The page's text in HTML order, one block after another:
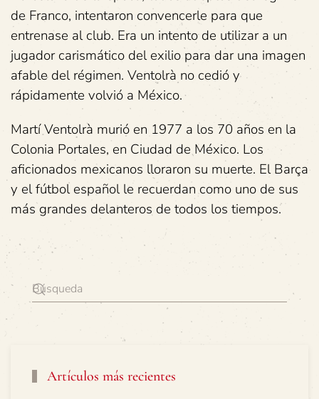
de Franco, intentaron convencerle para que
entrenase al club. Era un intento de utilizar a un
jugador carismático del exilio para dar una imagen
afable del régimen. Ventolrà no cedió y
rápidamente volvió a México.
Martí Ventolrà murió en 1977 a los 70 años en la
Colonia Portales, en Ciudad de México. Los
aficionados mexicanos lloraron su muerte. El Barça
y el fútbol español le recuerdan como uno de sus
más grandes delanteros de todos los tiempos.
Artículos más recientes